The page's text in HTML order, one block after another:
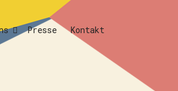
Presse Kontakt